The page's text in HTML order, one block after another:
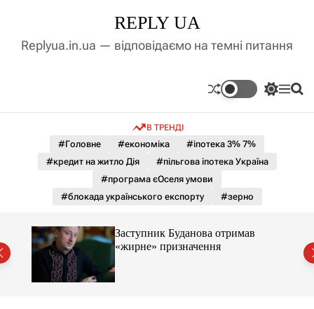
д
REPLY UA
Replyua.in.ua — відповідаємо на темні питання
П
м
к
к
ь
М П
В ТРЕНДІ
#Головне #економіка
#іпотека 3% 7%
#кредит на житло Дія
#пільгова іпотека Україна
#програма єОселя умови
#блокада українського експорту
#зерно
Заступник Буданова отримав
«жирне» призначення